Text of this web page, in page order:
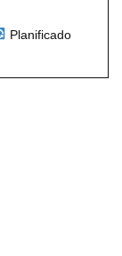
Planificado